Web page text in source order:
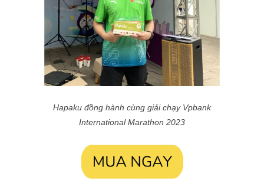
Hapaku đồng hành cùng giải chạy Vpbank
International Marathon 2023